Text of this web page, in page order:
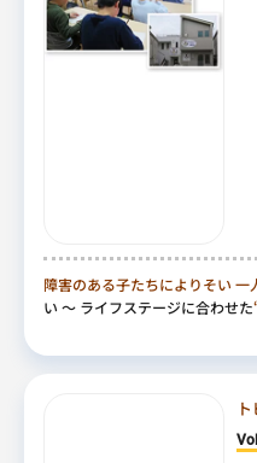
障害のある子たちによりそい 一
い ～ ライフステージに合わせた